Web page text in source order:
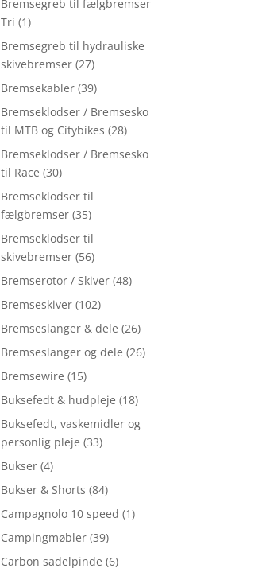
Bremsegreb til fælgbremser
Tri (1)
Bremsegreb til hydrauliske
skivebremser (27)
Bremsekabler (39)
Bremseklodser / Bremsesko
til MTB og Citybikes (28)
Bremseklodser / Bremsesko
til Race (30)
Bremseklodser til
fælgbremser (35)
Bremseklodser til
skivebremser (56)
Bremserotor / Skiver (48)
Bremseskiver (102)
Bremseslanger & dele (26)
Bremseslanger og dele (26)
Bremsewire (15)
Buksefedt & hudpleje (18)
Buksefedt, vaskemidler og
personlig pleje (33)
Bukser (4)
Bukser & Shorts (84)
Campagnolo 10 speed (1)
Campingmøbler (39)
Carbon sadelpinde (6)